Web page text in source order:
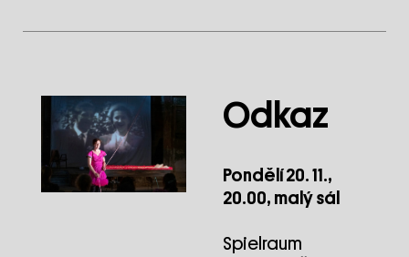
Odkaz
Pondělí 20. 11.,
20.00, malý sál
Spielraum